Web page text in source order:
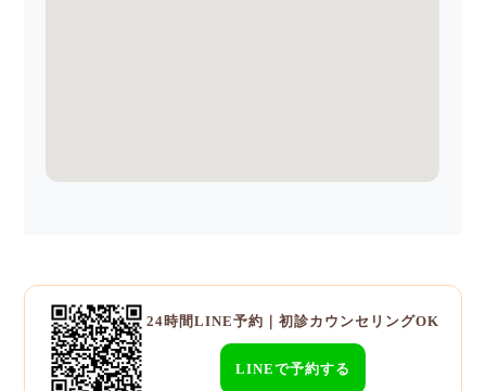
24時間LINE予約｜初診カウンセリングOK
LINEで予約する